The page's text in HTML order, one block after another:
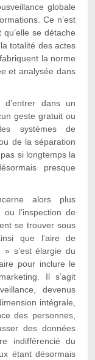
globale
Ce n’est
se détache
totalité des actes
la norme
et analysée dans
dans un
geste gratuit ou
systèmes de
de la séparation
si longtemps la
presque
alors plus
l’inspection de
se trouver sous
que l’aire de
s’est élargie du
pour inclure le
Il s’agit
devenus
intégrale,
des personnes,
des données
indifférencié du
étant désormais